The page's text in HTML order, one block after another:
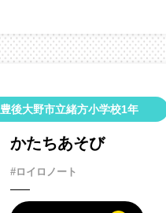
豊後大野市立緒方小学校1年
かたちあそび
#ロイロノート